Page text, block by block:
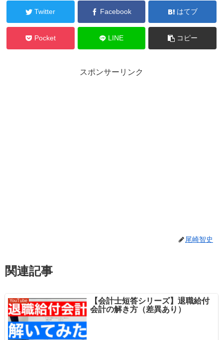
Twitter Facebook はてブ
Pocket LINE コピー
スポンサーリンク
尾崎智史
関連記事
YouTube
【会計士短答シリーズ】退職給付
会計の解き方（差異あり）